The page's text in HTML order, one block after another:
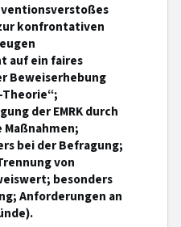
konfrontativen
auf ein faires
Beweiserhebung
der EMRK durch
Maßnahmen;
bei der Befragung;
von
besonders
Anforderungen an